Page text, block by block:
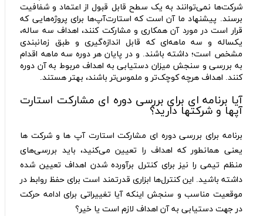
شرکت‌ها نمی‌توانند به یک سطح قابل قبول از اعتماد و شفافیت
برسند. پیشنهاد ما آن است که استارت‌آپ‌ها برای پروژه‌هایی که
قرار است در مورد آن همکاری و مشارکت کنند، اهداف سه ساله،
یکساله و سه ماهه‌ای که قابل اندازه‌گیری و طبق زمانبندی
مشخص است؛ داشته باشند. و در پایان هر دوره سه ماهه اقدام
به بررسی و سنجش میزان دستیابی به اهداف مربوط به آن دوره
کنند. اهداف هرچه کوچک‌تر و ملموس‌تر باشند، بهتر هستند.
آیا برنامه ای برای بررسی دوره ای مشارکت استارت
آپها و شرکتها دارید؟
برنامه برای بررسی دوره‌ ای مشارکت استارت آپ ها و شرکت ها
یعنی همانطور که اهداف را تعیین می‌کنید، باید بررسی‌های
منظم تیمی را نیز برای کنترل برآورده شدن اهداف تعیین شده
داشته باشید. این کنترل‌ها ابزاری قدرتمند است برای حفظ روابط در
موقعیت مناسب و سنجش اینکه آیا تغییراتی برای ادامه حرکت
در جهت دستیابی به آن اهداف لازم است یا خیر؟